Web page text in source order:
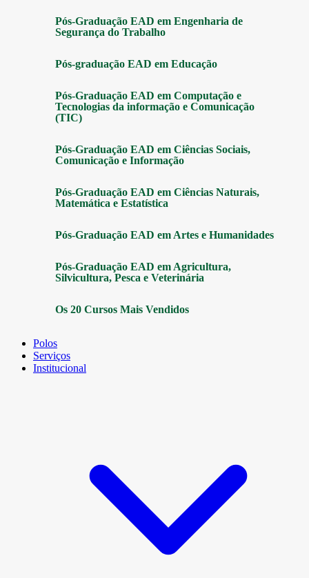
Pós-Graduação EAD em Engenharia de
Segurança do Trabalho
Pós-graduação EAD em Educação
Pós-Graduação EAD em Computação e
Tecnologias da informação e Comunicação
(TIC)
Pós-Graduação EAD em Ciências Sociais,
Comunicação e Informação
Pós-Graduação EAD em Ciências Naturais,
Matemática e Estatística
Pós-Graduação EAD em Artes e Humanidades
Pós-Graduação EAD em Agricultura,
Silvicultura, Pesca e Veterinária
Os 20 Cursos Mais Vendidos
Polos
Serviços
Institucional